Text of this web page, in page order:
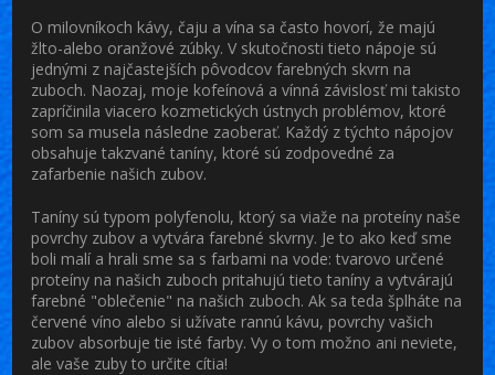
O milovníkoch kávy, čaju a vína sa často hovorí, že majú
žlto-alebo oranžové zúbky. V skutočnosti tieto nápoje sú
jednými z najčastejších pôvodcov farebných skvrn na
zuboch. Naozaj, moje kofeínová a vínná závislosť mi takisto
zapríčinila viacero kozmetických ústnych problémov, ktoré
som sa musela následne zaoberať. Každý z týchto nápojov
obsahuje takzvané taníny, ktoré sú zodpovedné za
zafarbenie našich zubov.
Taníny sú typom polyfenolu, ktorý sa viaže na proteíny naše
povrchy zubov a vytvára farebné skvrny. Je to ako keď sme
boli malí a hrali sme sa s farbami na vode: tvarovo určené
proteíny na našich zuboch pritahujú tieto taníny a vytvárajú
farebné "oblečenie" na našich zuboch. Ak sa teda šplháte na
červené víno alebo si užívate rannú kávu, povrchy vašich
zubov absorbuje tie isté farby. Vy o tom možno ani neviete,
ale vaše zuby to určite cítia!